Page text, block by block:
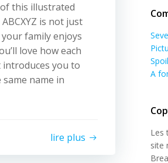
this illustrated
is not just
family enjoys
love how each
you to
name in
lire plus
A
Les
site